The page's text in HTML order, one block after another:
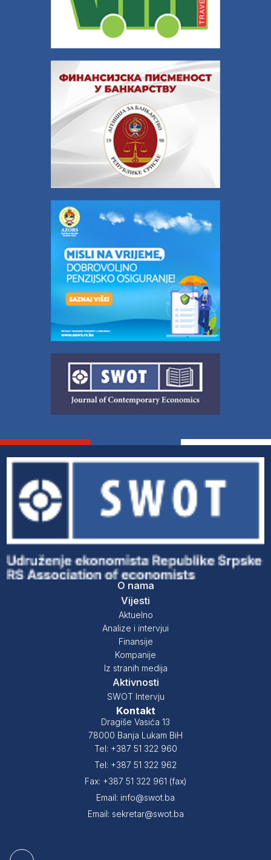
O nama
Vijesti
Aktuelno
Analize i intervjui
Finansije
Kompanije
Iz stranih medija
Aktivnosti
SWOT Intervju
Kontakt
Dragiše Vasića 13
78000 Banja Lukam BiH
Tel: +387 51 322 960
Tel: +387 51 322 962
Fax: +387 51 322 961 (fax)
Email: info@swot.ba
Email: sekretar@swot.ba